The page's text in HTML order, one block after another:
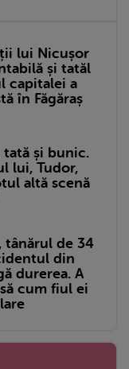
lui Nicușor
și tatăl
capitalei a
în Făgăraș
și bunic.
lui, Tudor,
altă scenă
tânărul de 34
din
durerea. A
cum fiul ei